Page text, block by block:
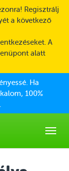
Regisztrálj
a következő
A
alatt
Ha
100%